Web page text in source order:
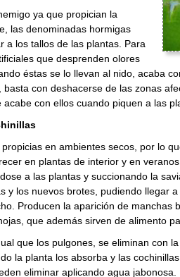
ya que propician la
las denominadas hormigas
a los tallos de las plantas. Para
que desprenden olores
éstas se lo llevan al nido, acaba
con deshacerse de las zonas
con ellos cuando piquen a las
propicias en ambientes secos, por lo
en plantas de interior y en
a las plantas y succionando la
y los nuevos brotes, pudiendo llegar
Producen la aparición de manchas
que además sirven de alimento
que los pulgones, se eliminan con
la planta los absorba y las
eliminar aplicando agua jabonosa.